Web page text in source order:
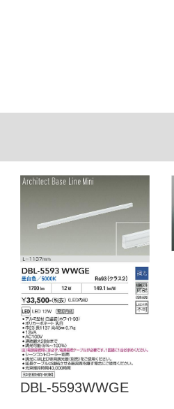
DBL-5593WWGE